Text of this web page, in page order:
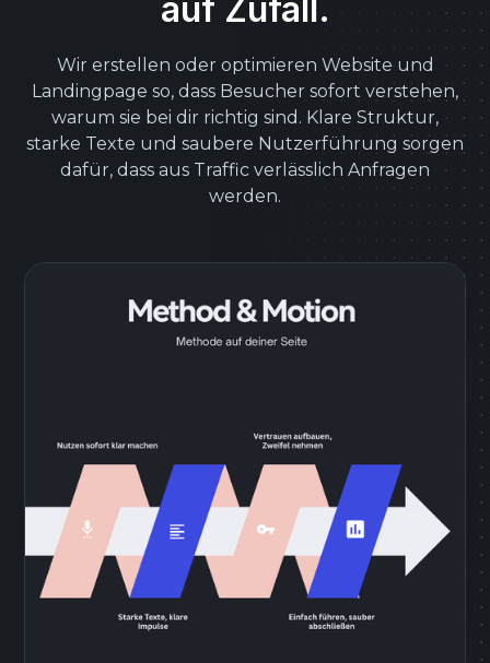
auf Zufall.
Wir erstellen oder optimieren Website und
Landingpage so, dass Besucher sofort verstehen,
warum sie bei dir richtig sind. Klare Struktur,
starke Texte und saubere Nutzerführung sorgen
dafür, dass aus Traffic verlässlich Anfragen
werden.